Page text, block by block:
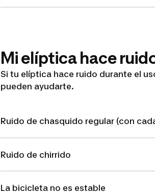
Mi elíptica hace
Si tu elíptica hace ruido durante el
pueden ayudarte.
Ruido de chasquido regular (con
Ruido de chirrido
La bicicleta no es estable